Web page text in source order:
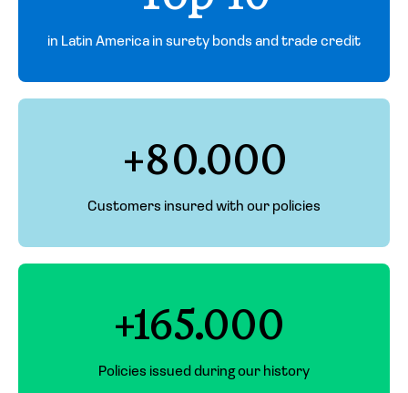
in Latin America in surety bonds and trade credit
+80.000
Customers insured with our policies
+165.000
Policies issued during our history